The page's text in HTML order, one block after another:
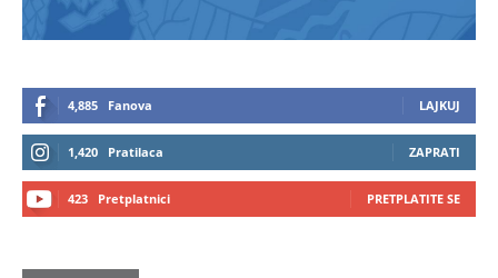
4,885 Fanova LAJKUJ
1,420 Pratilaca ZAPRATI
423 Pretplatnici PRETPLATITE SE